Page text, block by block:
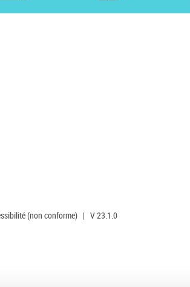
(non conforme) | V 23.1.0